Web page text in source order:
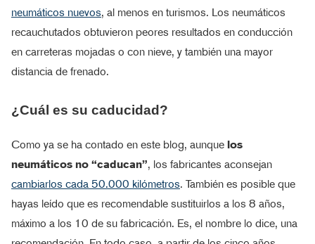
neumáticos nuevos, al menos en turismos. Los neumáticos
recauchutados obtuvieron peores resultados en conducción
en carreteras mojadas o con nieve, y también una mayor
distancia de frenado.
¿Cuál es su caducidad?
Como ya se ha contado en este blog, aunque los
neumáticos no “caducan”, los fabricantes aconsejan
cambiarlos cada 50.000 kilómetros. También es posible que
hayas leído que es recomendable sustituirlos a los 8 años,
máximo a los 10 de su fabricación. Es, el nombre lo dice, una